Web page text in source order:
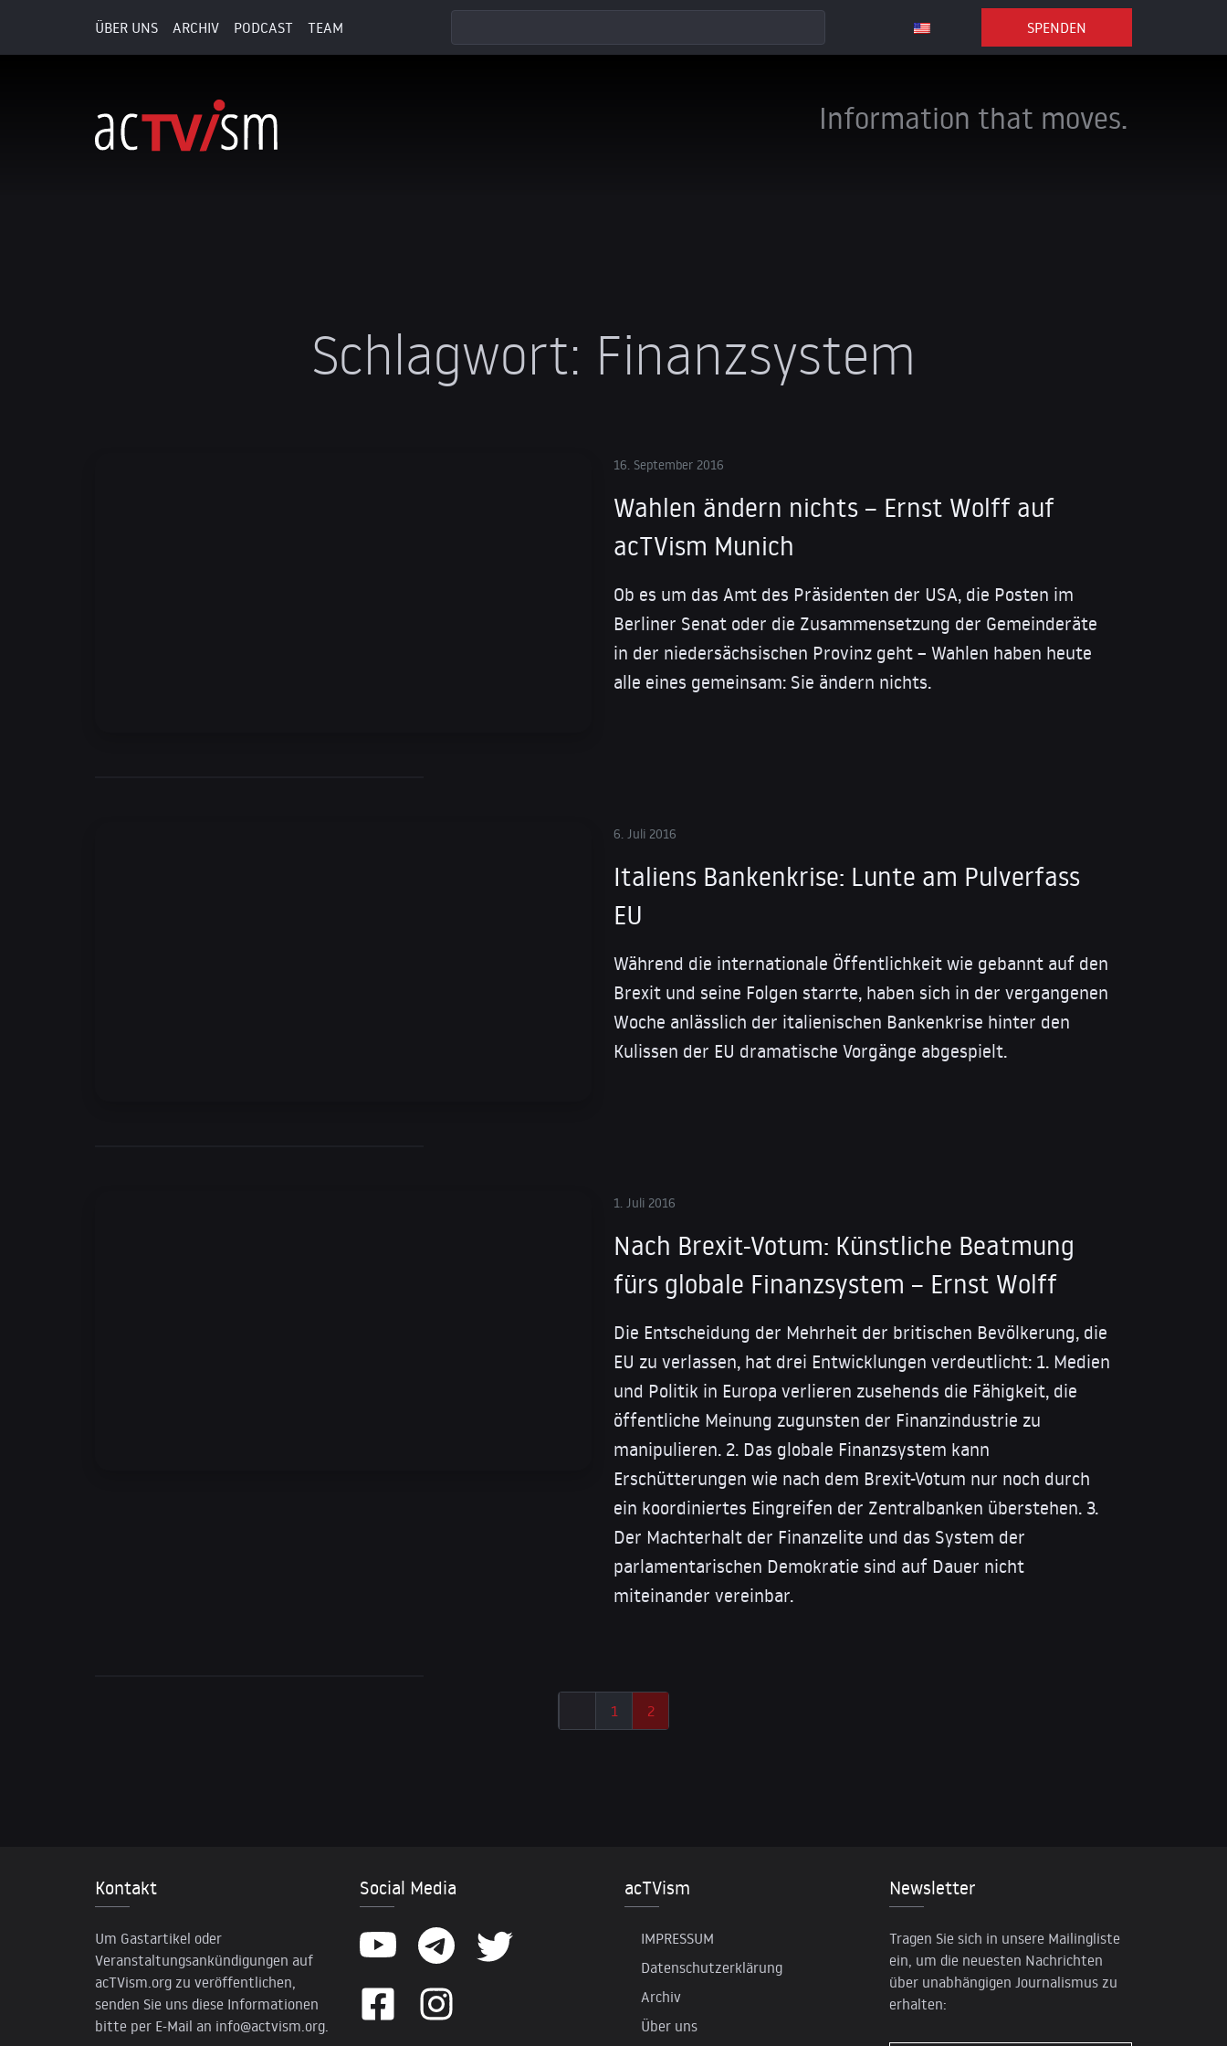
ÜBER UNS ARCHIV PODCAST TEAM SPENDEN
Information that moves.
Schlagwort: Finanzsystem
16. September 2016
Wahlen ändern nichts – Ernst Wolff auf
acTVism Munich
Ob es um das Amt des Präsidenten der USA, die Posten im
Berliner Senat oder die Zusammensetzung der Gemeinderäte
in der niedersächsischen Provinz geht – Wahlen haben heute
alle eines gemeinsam: Sie ändern nichts.
6. Juli 2016
Italiens Bankenkrise: Lunte am Pulverfass
EU
Während die internationale Öffentlichkeit wie gebannt auf den
Brexit und seine Folgen starrte, haben sich in der vergangenen
Woche anlässlich der italienischen Bankenkrise hinter den
Kulissen der EU dramatische Vorgänge abgespielt.
1. Juli 2016
Nach Brexit-Votum: Künstliche Beatmung
fürs globale Finanzsystem – Ernst Wolff
Die Entscheidung der Mehrheit der britischen Bevölkerung, die
EU zu verlassen, hat drei Entwicklungen verdeutlicht: 1. Medien
und Politik in Europa verlieren zusehends die Fähigkeit, die
öffentliche Meinung zugunsten der Finanzindustrie zu
manipulieren. 2. Das globale Finanzsystem kann
Erschütterungen wie nach dem Brexit-Votum nur noch durch
ein koordiniertes Eingreifen der Zentralbanken überstehen. 3.
Der Machterhalt der Finanzelite und das System der
parlamentarischen Demokratie sind auf Dauer nicht
miteinander vereinbar.
1 2
Kontakt
Um Gastartikel oder
Veranstaltungsankündigungen auf
acTVism.org zu veröffentlichen,
senden Sie uns diese Informationen
bitte per E-Mail an info@actvism.org
Social Media acTVism
IMPRESSUM
Datenschutzerklärung
Archiv
Über uns
Newsletter
Tragen Sie sich in unsere Mailingliste
ein, um die neuesten Nachrichten
über unabhängigen Journalismus zu
erhalten: